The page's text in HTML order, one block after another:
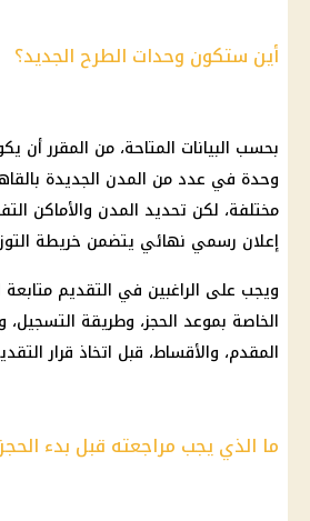
أين ستكون وحدات الطرح الجديد؟
وحدة في عدد من المدن الجديدة
مختلفة، لكن تحديد المدن والأماكن
إعلان رسمي نهائي يتضمن خريطة
ويجب على الراغبين في التقديم متابعة
الخاصة بموعد الحجز، وطريقة
المقدم، والأقساط، قبل اتخاذ قرار
ما الذي يجب مراجعته قبل بدء